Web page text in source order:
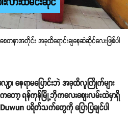
နာအတိုင်း အခုထိရောင်းချနေဆဲဆိုင်လေးဖြစ်ပါ
ော့၊ နေရာမပြောင်းဘဲ အခုထိလူကြိုက်များ
ော့ ရန်ကုန်မြို့ဘိုကလေးစျေးလမ်းထဲမှာရှိ
ပရိတ်သက်တွေကို ပြောပြချင်ပါ